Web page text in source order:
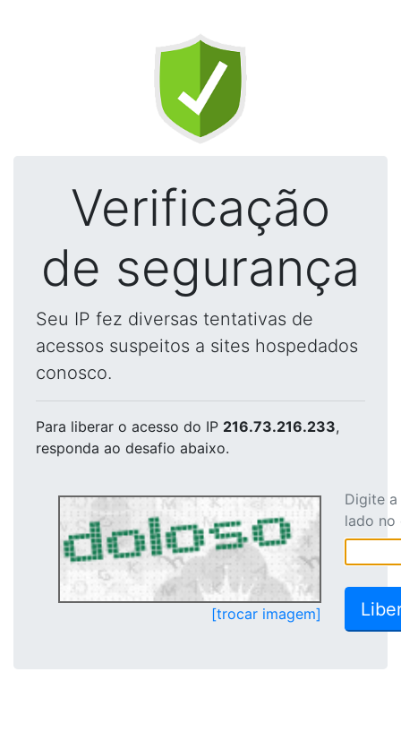
Verificação
de segurança
Seu IP fez diversas tentativas de
acessos suspeitos a sites hospedados
conosco.
Para liberar o acesso do IP 216.73.216.233,
responda ao desafio abaixo.
[trocar imagem]
Digite
lado no